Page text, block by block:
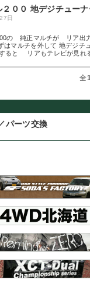
２００ 地デジチューナ
日
の 純正マルチが リア出
はマルチを外して 地デジチ
ると リアもテレビが見れ
全
パーツ交換